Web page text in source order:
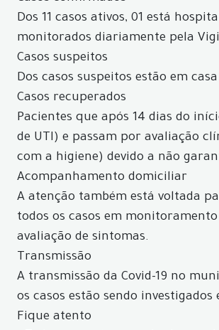
Dos 11 casos ativos, 01 está
monitorados diariamente pela
Casos suspeitos
Dos casos suspeitos estão em
Casos recuperados
Pacientes que após 14 dias do
de UTI) e passam por avaliação
com a higiene) devido a não
Acompanhamento domiciliar
A atenção também está voltada
todos os casos em
avaliação de sintomas.
Transmissão
A transmissão da Covid-19 no
os casos estão sendo
Fique atento